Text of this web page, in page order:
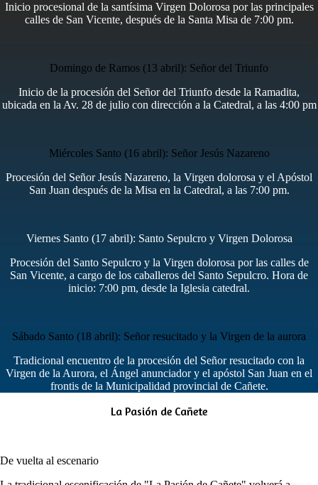
Inicio procesional de la santísima Virgen Dolorosa por las principales
calles de San Vicente, después de la Santa Misa de 7:00 pm.
Domingo de Ramos (13 abril): Señor del Triunfo
Inicio de la procesión del Señor del Triunfo desde la Ramadita,
ubicada en la Av. 28 de julio con dirección a la Catedral, a las 4:00 pm
Miércoles Santo (16 abril): Señor Jesús Nazareno
Procesión del Señor Jesús Nazareno, la Virgen dolorosa y el Apóstol
San Juan después de la Misa en la Catedral, a las 7:00 pm.
Viernes Santo (17 abril): Santo Sepulcro y Virgen Dolorosa
Procesión del Santo Sepulcro y la Virgen dolorosa por las calles de
San Vicente, a cargo de los caballeros del Santo Sepulcro. Hora de
inicio: 7:00 pm, desde la Iglesia catedral.
Sábado Santo (18 abril): Señor resucitado y la Virgen de la aurora
Tradicional encuentro de la procesión del Señor resucitado con la
Virgen de la Aurora, el Ángel anunciador y el apóstol San Juan en el
frontis de la Municipalidad provincial de Cañete.
La Pasión de Cañete
De vuelta al escenario